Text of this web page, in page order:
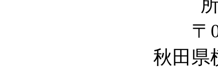
〒
秋田県